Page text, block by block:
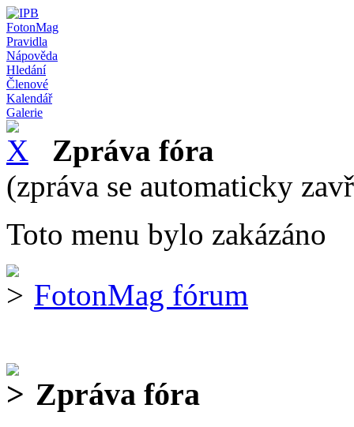
FotonMag
Pravidla
Nápověda
Hledání
Členové
Kalendář
Galerie
Zpráva fóra
(zpráva se automaticky
Toto menu bylo zakázáno
FotonMag fórum
Zpráva fóra